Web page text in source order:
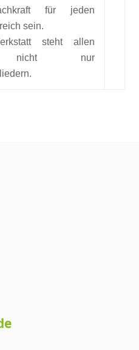
für jeden
sein.
steht allen
nicht nur